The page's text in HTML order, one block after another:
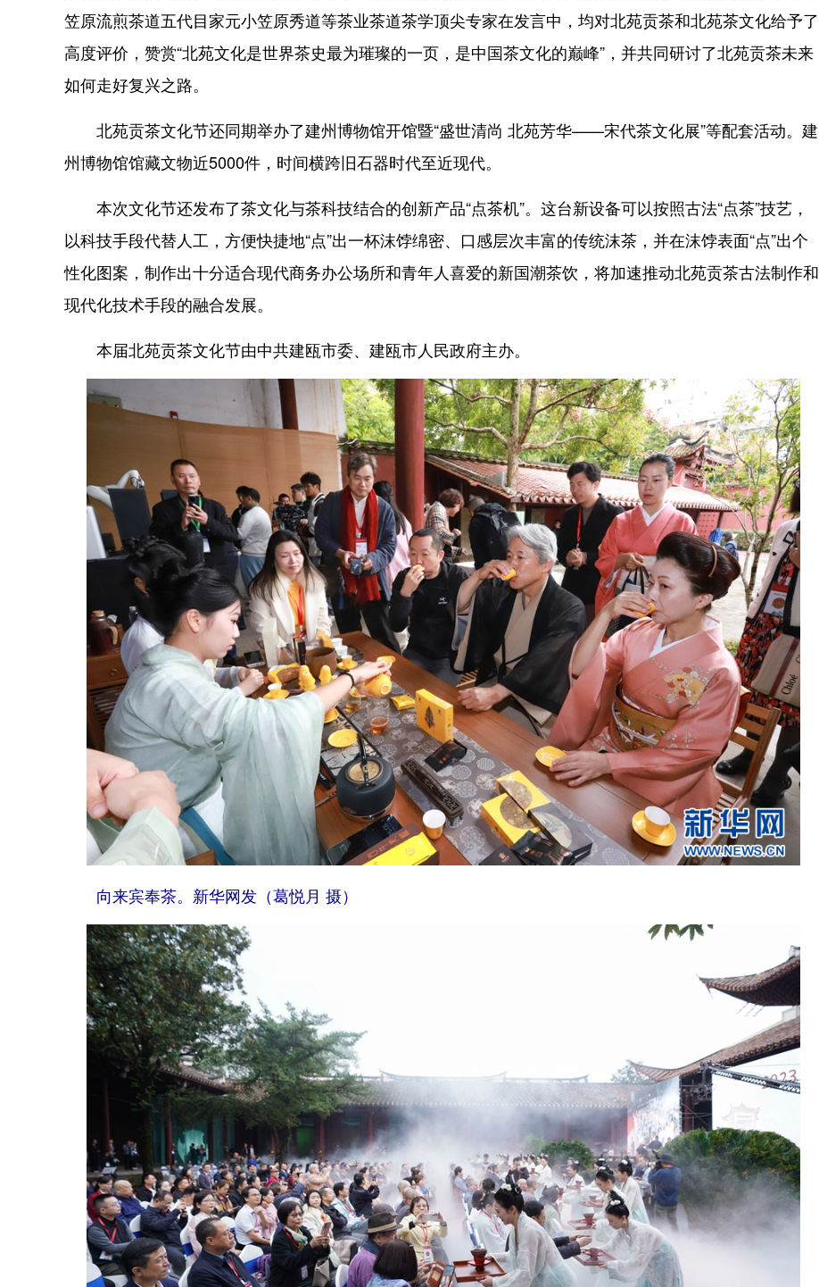
笠原流煎茶道五代目家元小笠原秀道等茶业茶道茶学顶尖专家在发言中，均对北苑贡茶和北苑茶文化给予了
高度评价，赞赏“北苑文化是世界茶史最为璀璨的一页，是中国茶文化的巅峰”，并共同研讨了北苑贡茶未来
如何走好复兴之路。
北苑贡茶文化节还同期举办了建州博物馆开馆暨“盛世清尚 北苑芳华——宋代茶文化展”等配套活动。建
州博物馆馆藏文物近5000件，时间横跨旧石器时代至近现代。
本次文化节还发布了茶文化与茶科技结合的创新产品“点茶机”。这台新设备可以按照古法“点茶”技艺，
以科技手段代替人工，方便快捷地“点”出一杯沫饽绵密、口感层次丰富的传统沫茶，并在沫饽表面“点”出个
性化图案，制作出十分适合现代商务办公场所和青年人喜爱的新国潮茶饮，将加速推动北苑贡茶古法制作和
现代化技术手段的融合发展。
本届北苑贡茶文化节由中共建瓯市委、建瓯市人民政府主办。
向来宾奉茶。新华网发（葛悦月 摄）